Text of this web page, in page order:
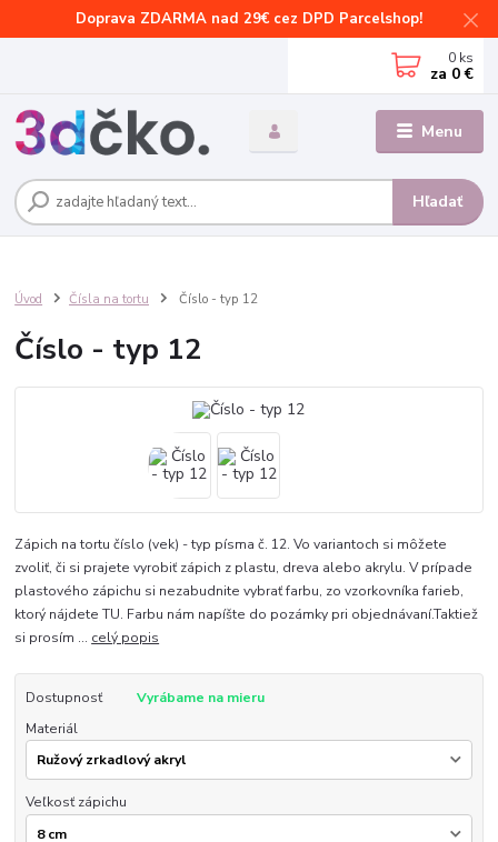
Doprava ZDARMA nad 29€ cez DPD Parcelshop!
Menu
Hľadať
0 ks
za 0 €
Úvod Čísla na tortu Číslo - typ 12
Číslo - typ 12
Zápich na tortu číslo (vek) - typ písma č. 12. Vo variantoch si môžete
zvoliť, či si prajete vyrobiť zápich z plastu, dreva alebo akrylu. V prípade
plastového zápichu si nezabudnite vybrať farbu, zo vzorkovníka farieb,
ktorý nájdete TU. Farbu nám napíšte do pozámky pri objednávaní.Taktiež
si prosím ... celý popis
Dostupnosť
Vyrábame na mieru
Materiál
Veľkosť zápichu